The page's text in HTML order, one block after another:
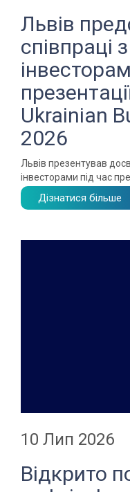
Львів
співпраці
Ukrainian
2026
Львів презентував
інвесторами під час
Дізнатися більше
10 Лип 2026
Відкрито